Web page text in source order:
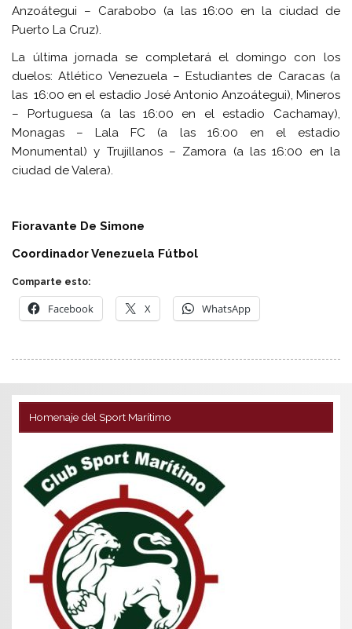
Anzoátegui – Carabobo (a las 16:00 en la ciudad de
Puerto La Cruz).
La última jornada se completará el domingo con los
duelos: Atlético Venezuela – Estudiantes de Caracas (a
las 16:00 en el estadio José Antonio Anzoátegui), Mineros
– Portuguesa (a las 16:00 en el estadio Cachamay),
Monagas – Lala FC (a las 16:00 en el estadio
Monumental) y Trujillanos – Zamora (a las 16:00 en la
ciudad de Valera).
Fioravante De Simone
Coordinador Venezuela Fútbol
Comparte esto:
Facebook X WhatsApp
Homenaje del Sport Marítimo